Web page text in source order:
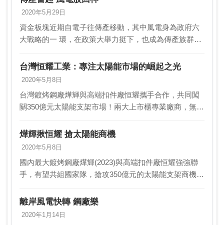
2020年5月29日
資金板塊近期自電子往傳產移動，其中風電身為政府六
大戰略的一 環，在政策大舉力挺下，也成為傳產族群裡
28日雙雙強彈。法人指出，大陸人大會28日…
台灣恒耀工業：專注太陽能市場的崛起之光
2020年5月8日
台灣鍍烤鋼廠燁輝與高端扣件廠恒耀攜手合作，共同闖
關350億元太陽能支架市場！兩大上市櫃專業廠商，無論
中長期投資價值受到市場高度關注。燁輝作為全球最大
單…
燁輝揪恒耀 搶太陽能商機
2020年5月8日
國內最大鍍烤鋼廠燁輝(2023)與高端扣件廠恒耀強強聯
手，有望共組國家隊，搶攻350億元的太陽能支架商機，
專業廠無論在技術、生產以及市場需求到位，…
離岸風電快轉 鋼廠樂
2020年1月14日